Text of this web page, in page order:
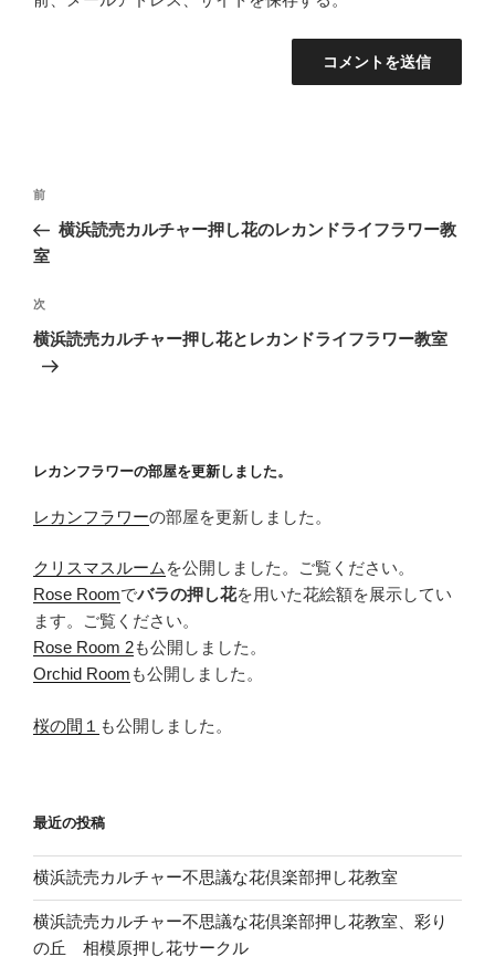
投
ナ
ゲ
ー
シ
前
の
投
前
横浜読売カルチャー押し花のレカンドライフラワー教
室
次
の
次
横浜読売カルチャー押し花とレカンドライフラワー教室
レカンフラワーの部屋を更新しました。
レカンフラワーの部屋を更新しました。
クリスマスルームを公開しました。ご覧ください。
Rose Roomでバラの押し花を用いた花絵額を展示してい
ます。ご覧ください。
Rose Room 2も公開しました。
Orchid Room も公開しました。
桜の間１ も公開しました。
最近の投稿
横浜読売カルチャー不思議な花倶楽部押し花教室
横浜読売カルチャー不思議な花倶楽部押し花教室、彩り
の丘 相模原押し花サークル